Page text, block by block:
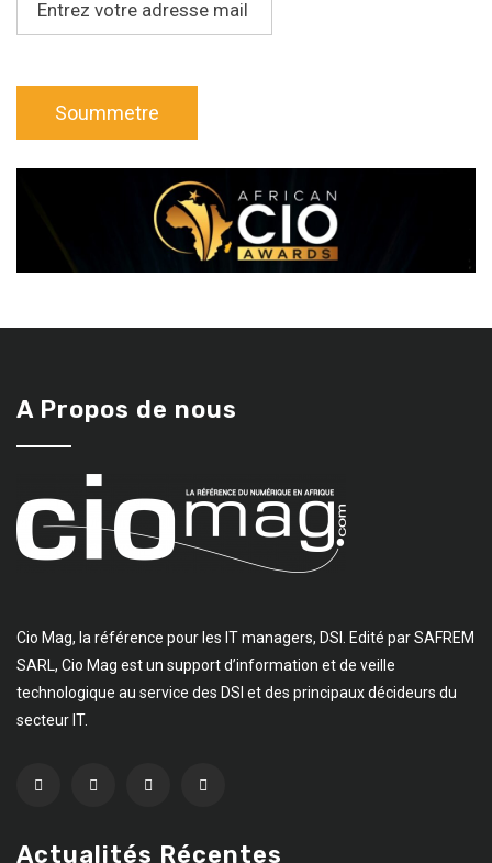
A Propos de nous
Cio Mag, la référence pour les IT managers, DSI. Edité par SAFREM
SARL, Cio Mag est un support d’information et de veille
technologique au service des DSI et des principaux décideurs du
secteur IT.
Actualités Récentes